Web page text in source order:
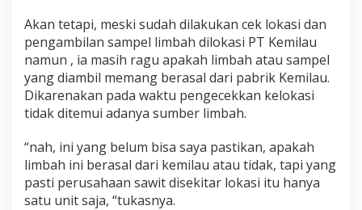
Akan tetapi, meski sudah dilakukan cek lokasi dan
pengambilan sampel limbah dilokasi PT Kemilau
namun , ia masih ragu apakah limbah atau sampel
yang diambil memang berasal dari pabrik Kemilau.
Dikarenakan pada waktu pengecekkan kelokasi
tidak ditemui adanya sumber limbah.
“nah, ini yang belum bisa saya pastikan, apakah
limbah ini berasal dari kemilau atau tidak, tapi yang
pasti perusahaan sawit disekitar lokasi itu hanya
satu unit saja, “tukasnya.